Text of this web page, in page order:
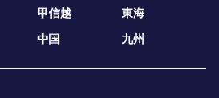
甲信越
東海
中国 九州